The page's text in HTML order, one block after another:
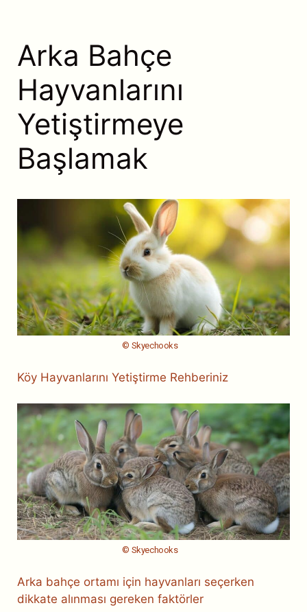
Arka Bahçe
Hayvanlarını
Yetiştirmeye
Başlamak
© Skyechooks
Köy Hayvanlarını Yetiştirme Rehberiniz
© Skyechooks
Arka bahçe ortamı için hayvanları seçerken
dikkate alınması gereken faktörler